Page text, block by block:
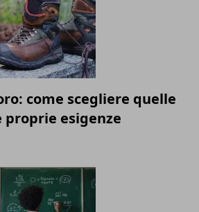
come scegliere quelle
esigenze